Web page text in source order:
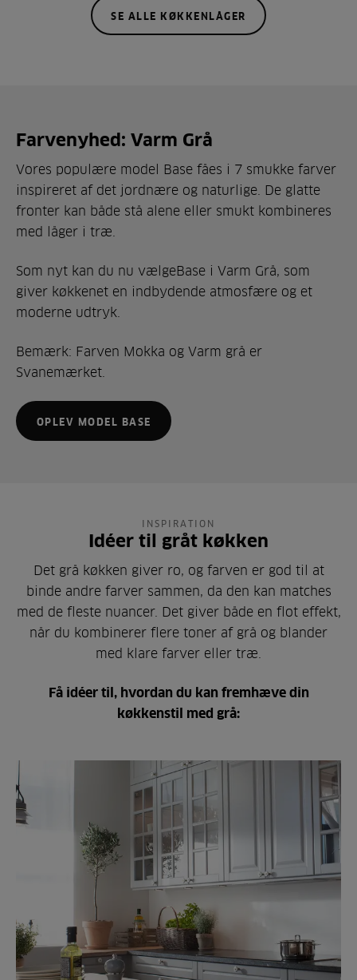
SE ALLE KØKKENLÅGER
Farvenyhed: Varm Grå
Vores populære model Base fåes i 7 smukke farver
inspireret af det jordnære og naturlige. De glatte
fronter kan både stå alene eller smukt kombineres
med låger i træ.
Som nyt kan du nu vælgeBase i Varm Grå, som
giver køkkenet en indbydende atmosfære og et
moderne udtryk.
Bemærk: Farven Mokka og Varm grå er
Svanemærket.
OPLEV MODEL BASE
INSPIRATION
Idéer til gråt køkken
Det grå køkken giver ro, og farven er god til at
binde andre farver sammen, da den kan matches
med de fleste nuancer. Det giver både en flot effekt,
når du kombinerer flere toner af grå og blander
med klare farver eller træ.
Få idéer til, hvordan du kan fremhæve din
køkkenstil med grå: